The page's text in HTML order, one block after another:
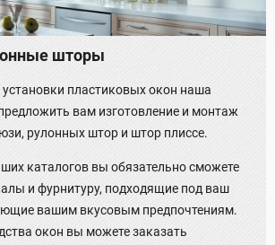
шторы
установки пластиковых окон наша
вам изготовление и монтаж
рулонных штор и штор плиссе.
каталогов вы обязательно сможете
и фурнитуру, подходящие под ваш
вашим вкусовым предпочтениям.
окон вы можете заказать